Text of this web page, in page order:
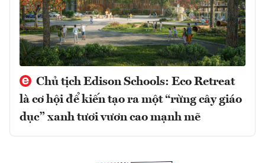
Chủ tịch Edison Schools: Eco Retreat
là cơ hội để kiến tạo ra một “rừng cây giáo
dục” xanh tươi vươn cao mạnh mẽ